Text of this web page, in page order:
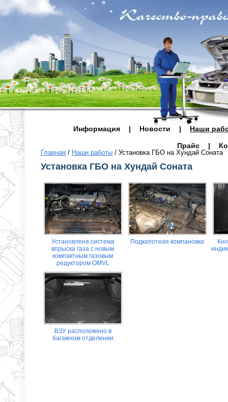
Информация | Новости | Наши
Прайс |
Главная / Наши работы / Установка ГБО на Хундай Соната
Установка ГБО на Хундай Соната
Установлена система
впрыска газа с новым
компактным газовым
редуктором OMVL
Подкапотная компановка
ВЗУ расположено в
багажном отделении